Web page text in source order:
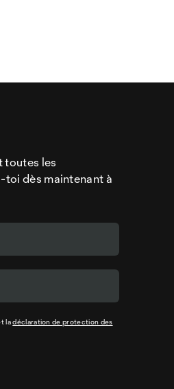
toutes les
toi dès maintenant à
ladéclaration de protection des